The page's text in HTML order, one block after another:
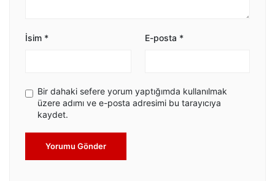
İsim * E-posta *
Bir dahaki sefere yorum yaptığımda kullanılmak
üzere adımı ve e-posta adresimi bu tarayıcıya
kaydet.
Yorumu Gönder